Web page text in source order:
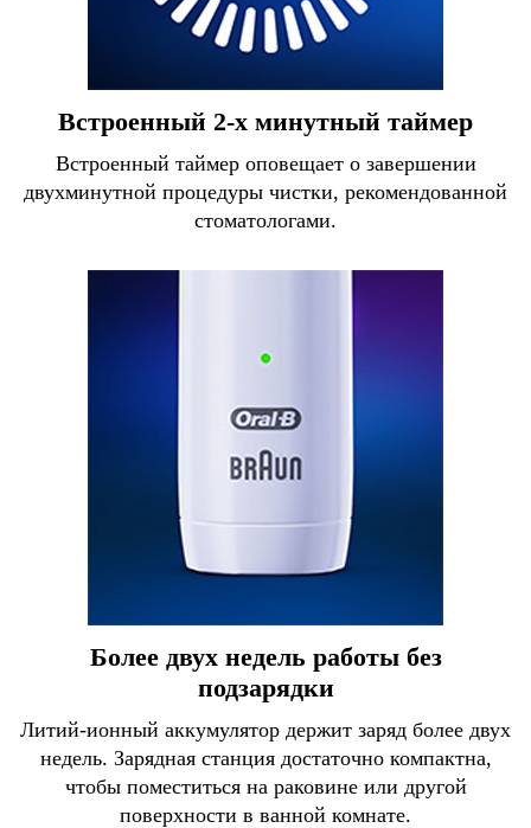
Встроенный 2-х минутный таймер
Встроенный таймер оповещает о завершении
двухминутной процедуры чистки, рекомендованной
стоматологами.
Более двух недель работы без
подзарядки
Литий-ионный аккумулятор держит заряд более двух
недель. Зарядная станция достаточно компактна,
чтобы поместиться на раковине или другой
поверхности в ванной комнате.